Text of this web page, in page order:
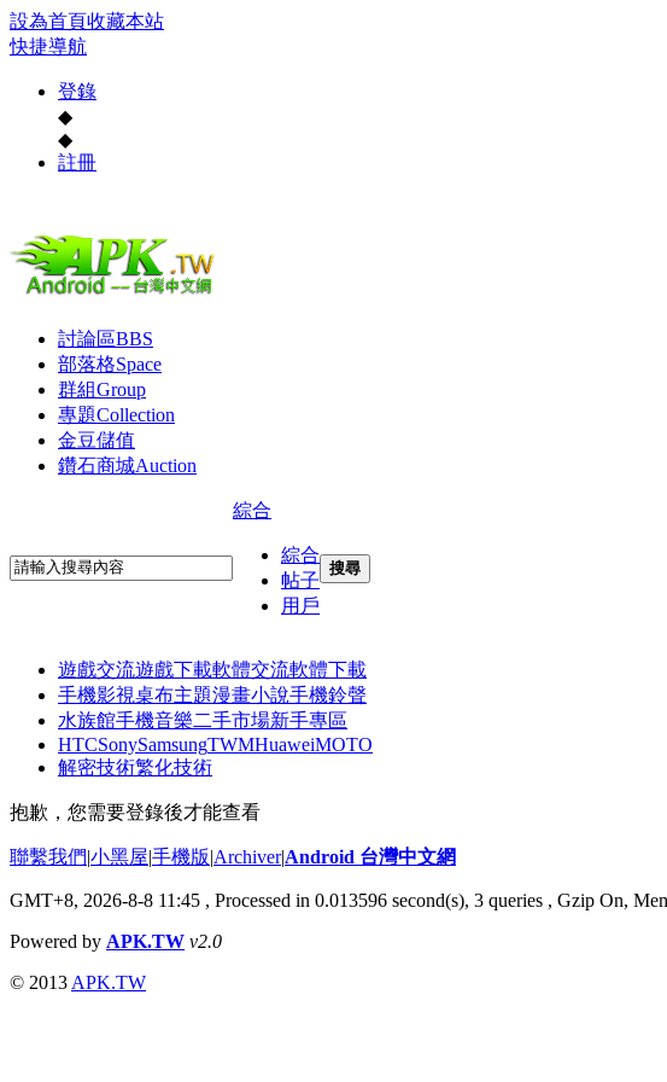
設為首頁收藏本站
快捷導航
登錄
◆
◆
註冊
討論區BBS
部落格Space
群組Group
專題Collection
金豆儲值
鑽石商城Auction
綜合
綜合
帖子
用戶
搜尋
遊戲交流遊戲下載軟體交流軟體下載
手機影視桌布主題漫畫小說手機鈴聲
水族館手機音樂二手市場新手專區
HTCSonySamsungTWMHuaweiMOTO
解密技術繁化技術
抱歉，您需要登錄後才能查看
聯繫我們|小黑屋|手機版|Archiver|Android 台灣中文網
GMT+8, 2026-8-8 11:45 , Processed in 0.013596 second(s), 3 queries , Gzip On,
Powered by APK.TW v2.0
© 2013 APK.TW